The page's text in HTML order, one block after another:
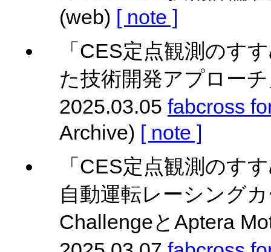
(web) [ note ]
「CES定点観測のす
た技術開発アプロー
2025.03.05 fabcross
Archive) [ note ]
「CES定点観測のす
自動運転レーシング
ChallengeとAptera